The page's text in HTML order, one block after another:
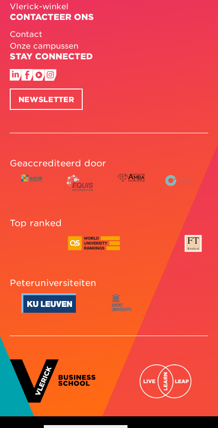
Vlerick-winkel
CONTACTEER ONS
Contact
Onze campussen
STAY CONNECTED
NEWSLETTER
Geaccrediteerd door
Top ranked
Peteruniversiteiten